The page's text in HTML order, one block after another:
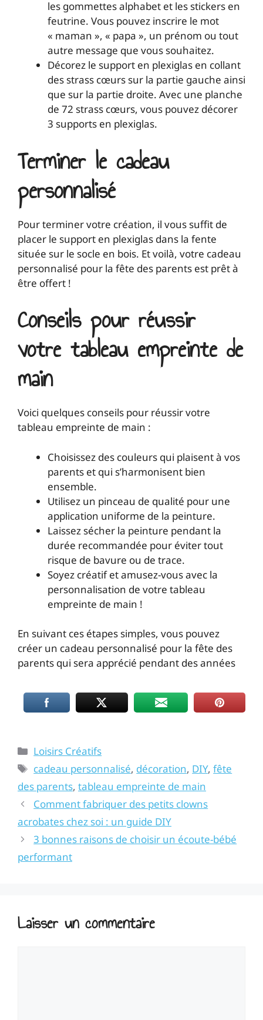
les gommettes alphabet et les stickers en
feutrine. Vous pouvez inscrire le mot
« maman », « papa », un prénom ou tout
autre message que vous souhaitez.
Décorez le support en plexiglas en collant
des strass cœurs sur la partie gauche ainsi
que sur la partie droite. Avec une planche
de 72 strass cœurs, vous pouvez décorer
3 supports en plexiglas.
Terminer le cadeau
personnalisé
Pour terminer votre création, il vous suffit de
placer le support en plexiglas dans la fente
située sur le socle en bois. Et voilà, votre cadeau
personnalisé pour la fête des parents est prêt à
être offert !
Conseils pour réussir
votre tableau empreinte de
main
Voici quelques conseils pour réussir votre
tableau empreinte de main :
Choisissez des couleurs qui plaisent à vos
parents et qui s’harmonisent bien
ensemble.
Utilisez un pinceau de qualité pour une
application uniforme de la peinture.
Laissez sécher la peinture pendant la
durée recommandée pour éviter tout
risque de bavure ou de trace.
Soyez créatif et amusez-vous avec la
personnalisation de votre tableau
empreinte de main !
En suivant ces étapes simples, vous pouvez
créer un cadeau personnalisé pour la fête des
parents qui sera apprécié pendant des années
Loisirs Créatifs
cadeau personnalisé, décoration, DIY,fête
des parents, tableau empreinte de main
Comment fabriquer des petits clowns
acrobates chez soi : un guide DIY
3 bonnes raisons de choisir un écoute-bébé
performant
Laisser un commentaire